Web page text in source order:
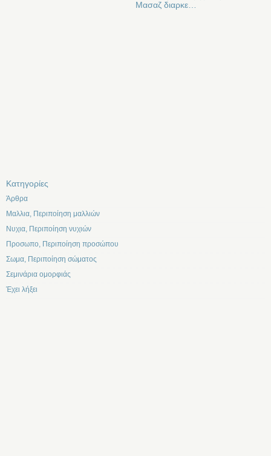
Μασαζ διαρκε…
Kατηγορίες
Άρθρα
Μαλλια, Περιποίηση μαλλιών
Νυχια, Περιποίηση νυχιών
Προσωπο, Περιποίηση προσώπου
Σωμα, Περιποίηση σώματος
Σεμινάρια ομορφιάς
Έχει λήξει